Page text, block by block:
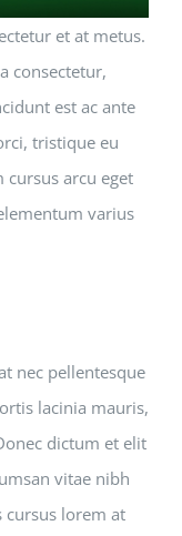
et at metus.
consectetur,
est ac ante
tristique eu
arcu eget
varius
nec pellentesque
lacinia mauris,
dictum et elit
vitae nibh
cursus lorem at